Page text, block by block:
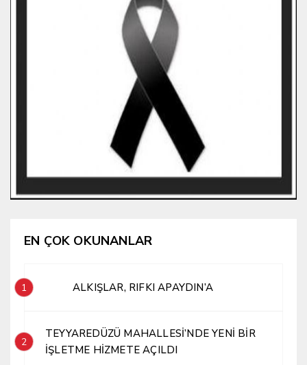
EN ÇOK OKUNANLAR
1 ALKIŞLAR, RIFKI APAYDIN’A
2
TEYYAREDÜZÜ MAHALLESİ’NDE YENİ BİR
İŞLETME HİZMETE AÇILDI